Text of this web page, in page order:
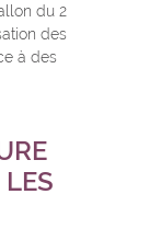
du 2
des
à des